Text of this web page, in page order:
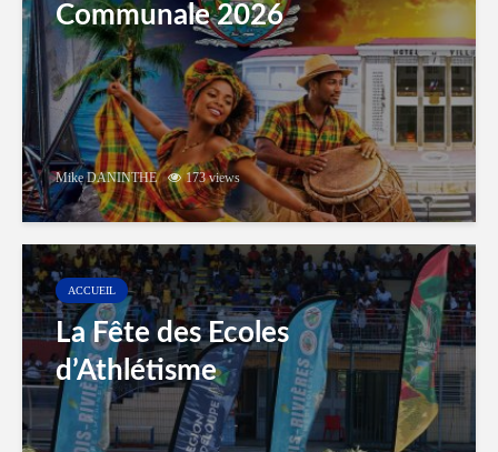
Communale 2026
Mike DANINTHE 173 views
ACCUEIL
La Fête des Ecoles
d’Athlétisme